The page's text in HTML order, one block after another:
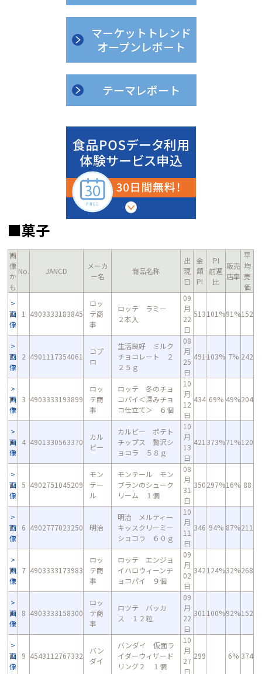
マーケットトレンド
オープンレポート
テーマレポート
■菓子
画
像
か
も
No. JANCD
メーカ
ー名
商品名称
出
現
日
金
額
PI
PI
前週
比
販売
店率
平
均
売
価
画
像
1 4903333183845
ロッ
テ商
事
ロッテ ラミー
２本入
09
月
22
日
513101%91%152
画
像
2 4901117354061
コプ
ロ
生活良好 ミルク
チョコレート ２
２５ｇ
08
月
25
日
491 103% 7% 242
画
像
3 4903333193899
ロッ
テ商
事
ロッテ 冬のチョ
コパイ＜深みチョ
コ仕立て＞ ６個
10
月
12
日
434 69% 49%204
画
像
4 4901330563370
カル
ビー
カルビー ポテト
チップス 贅沢シ
ョコラ ５８ｇ
10
月
13
日
421 373%71%120
画
像
5 4902751045209
モン
テー
ル
モンテール モン
ブランのシューク
リーム １個
08
月
31
日
350297%16% 88
画
像
6 4902777023250 明治
明治 メルティー
キッスクリーミー
ショコラ ６０ｇ
10
月
11
日
346 94% 87%211
画
像
7 4903333173983
ロッ
テ商
事
ロッテ エンジョ
イハロウィーンチ
ョコパイ ９個
09
月
02
日
342124%32%268
画
像
8 4903333158300
ロッ
テ商
事
ロツテ バッカ
ス １２粒
09
月
22
日
301 100%92%152
画
像
9 4543112767332
バン
ダイ
バンダイ 仮面ラ
イダーウィザード
リング２ １個
10
月
27
日
299 6% 374